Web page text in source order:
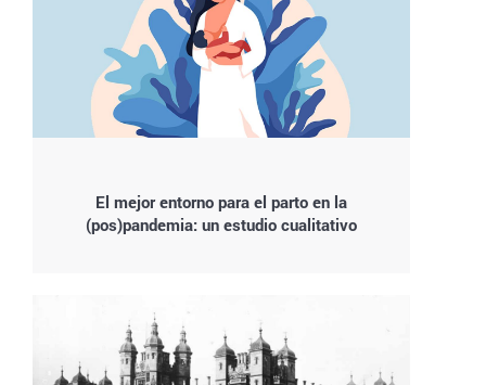
El mejor entorno para el parto en la
(pos)pandemia: un estudio cualitativo